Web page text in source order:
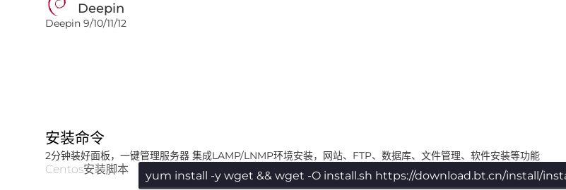
Deepin
Deepin 9/10/11/12
安装命令
2分钟装好面板，一键管理服务器 集成LAMP/LNMP环境安装，网站、FTP、数据库、文件管理、软件安装等功能
Centos安装脚本 yum install -y wget && wget -O install.sh https://download.bt.cn/install/